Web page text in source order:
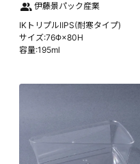
伊藤景パック産業
IKトリプルⅡPS(耐寒タイプ)
サイズ:76Φ×80H
容量:195ml